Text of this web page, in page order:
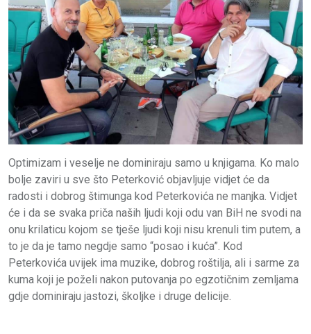
Optimizam i veselje ne dominiraju samo u knjigama. Ko malo
bolje zaviri u sve što Peterković objavljuje vidjet će da
radosti i dobrog štimunga kod Peterkovića ne manjka. Vidjet
će i da se svaka priča naših ljudi koji odu van BiH ne svodi na
onu krilaticu kojom se tješe ljudi koji nisu krenuli tim putem, a
to je da je tamo negdje samo “posao i kuća”. Kod
Peterkovića uvijek ima muzike, dobrog roštilja, ali i sarme za
kuma koji je poželi nakon putovanja po egzotičnim zemljama
gdje dominiraju jastozi, školjke i druge delicije.